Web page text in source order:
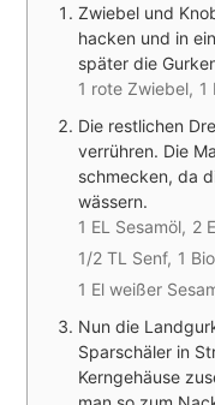
Zwiebel und
hacken und in
später die
1 rote Zwiebel, 1
Die restlichen
verrühren. Die
schmecken, da
wässern.
1 EL Sesamöl, 2
1/2 TL Senf, 1
1 El weißer
Nun die
Sparschäler in
Kerngehäuse